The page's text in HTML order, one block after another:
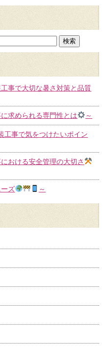
事で大切な暑さ対策と品質
求められる専門性とは ～
工事で気をつけたいポイン
おける安全管理の大切さ
ーズ ～